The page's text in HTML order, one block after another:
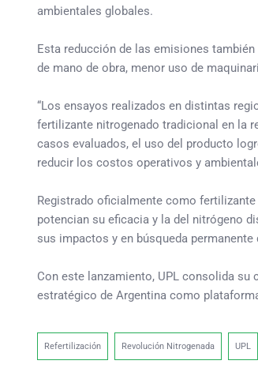
ambientales globales.
Esta reducción de las emisiones
de mano de obra, menor uso de
“Los ensayos realizados en distintas
fertilizante nitrogenado tradicional en la
casos evaluados, el uso del producto
reducir los costos operativos y
Registrado oficialmente como
potencian su eficacia y la del nitrógeno
sus impactos y en búsqueda
Con este lanzamiento, UPL consolida
estratégico de Argentina como
Refertilización Revolución Nitrogenada UPL